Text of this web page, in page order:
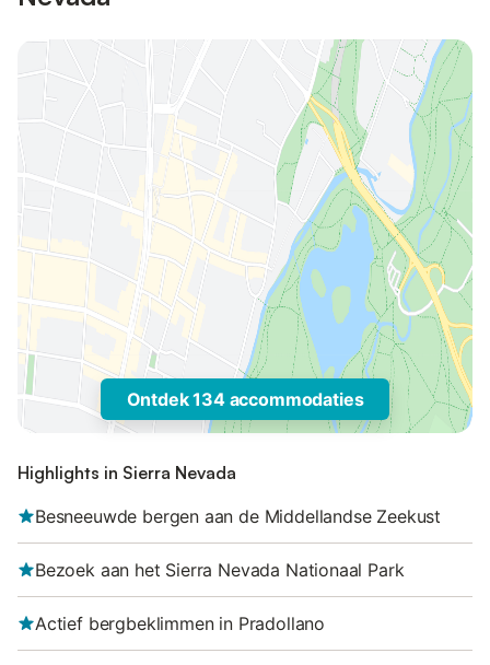
Ontdek 134 accommodaties
Highlights in Sierra Nevada
Besneeuwde bergen aan de Middellandse Zeekust
Bezoek aan het Sierra Nevada Nationaal Park
Actief bergbeklimmen in Pradollano